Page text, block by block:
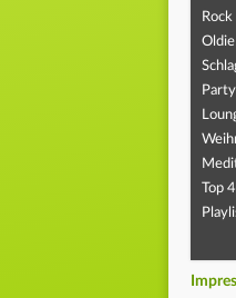
Rock
Oldie
Top